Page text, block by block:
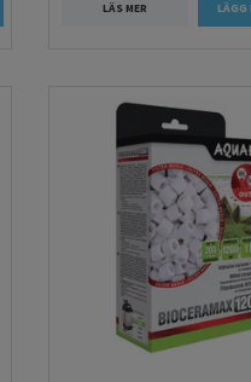
LÄS MER